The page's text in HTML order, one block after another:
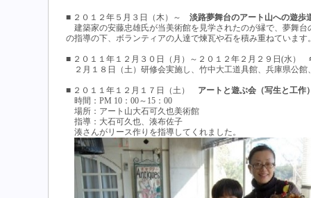
■ ２０１２年５月３日（木）～ 淡路夢舞台のアート山への遊歩
建築家の安藤忠雄氏が当美術館を見学されたのが縁で、夢舞
の指導の下、ボランティアの人達で煉瓦や石を積み重ねています
■ ２０１１年１２月３０日（月）～２０１２年２月２９日(水）
２月１８日（土）研修会実施し、竹中大工道具館、兵庫県公館
■ ２０１１年１２月１７日（土）
アートと遊ぶ会（写生と工作
時間：PM 10：00～15：00
場所：アート山大石可久也美術館
指導：大石可久也、湊布佐子
湊さんがリース作りを指導してくれました。